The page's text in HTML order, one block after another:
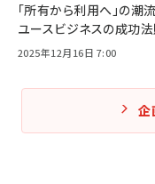
「所有から利用へ」の潮
ユースビジネスの成功
2025年12月16日 7:00
企